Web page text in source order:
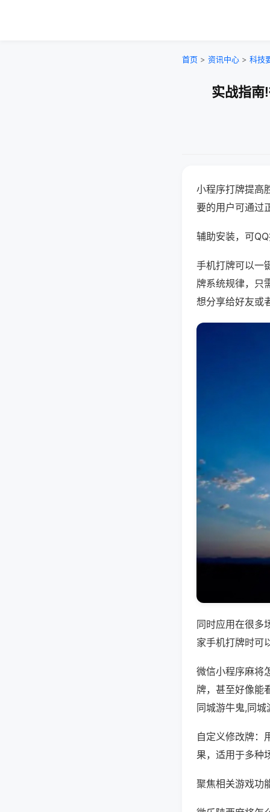
首页 > 资讯中心 > 科技
实战指南
小程序打牌提高
要的用户可通过
辅助安装，可
手机打牌可以一
牌系统规律，只
想分享给好友或
同时应用在很多
家手机打牌时可
微信小程序麻将
牌，甚至好像能
同城游牛鬼,同
自定义修改牌：
果，适用于多种
聚焦相关游戏功